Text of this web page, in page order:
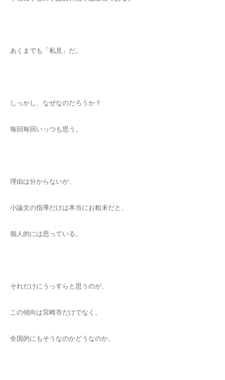
あくまでも「私見」だ。
しっかし、なぜなのだろうか？
毎回毎回いっつも思う。
理由は分からないが、
小論文の指導だけは本当にお粗末だと、
個人的には思っている。
それだけにうっすらと思うのが、
この傾向は宮崎市だけでなく、
全国的にもそうなのかどうなのか。